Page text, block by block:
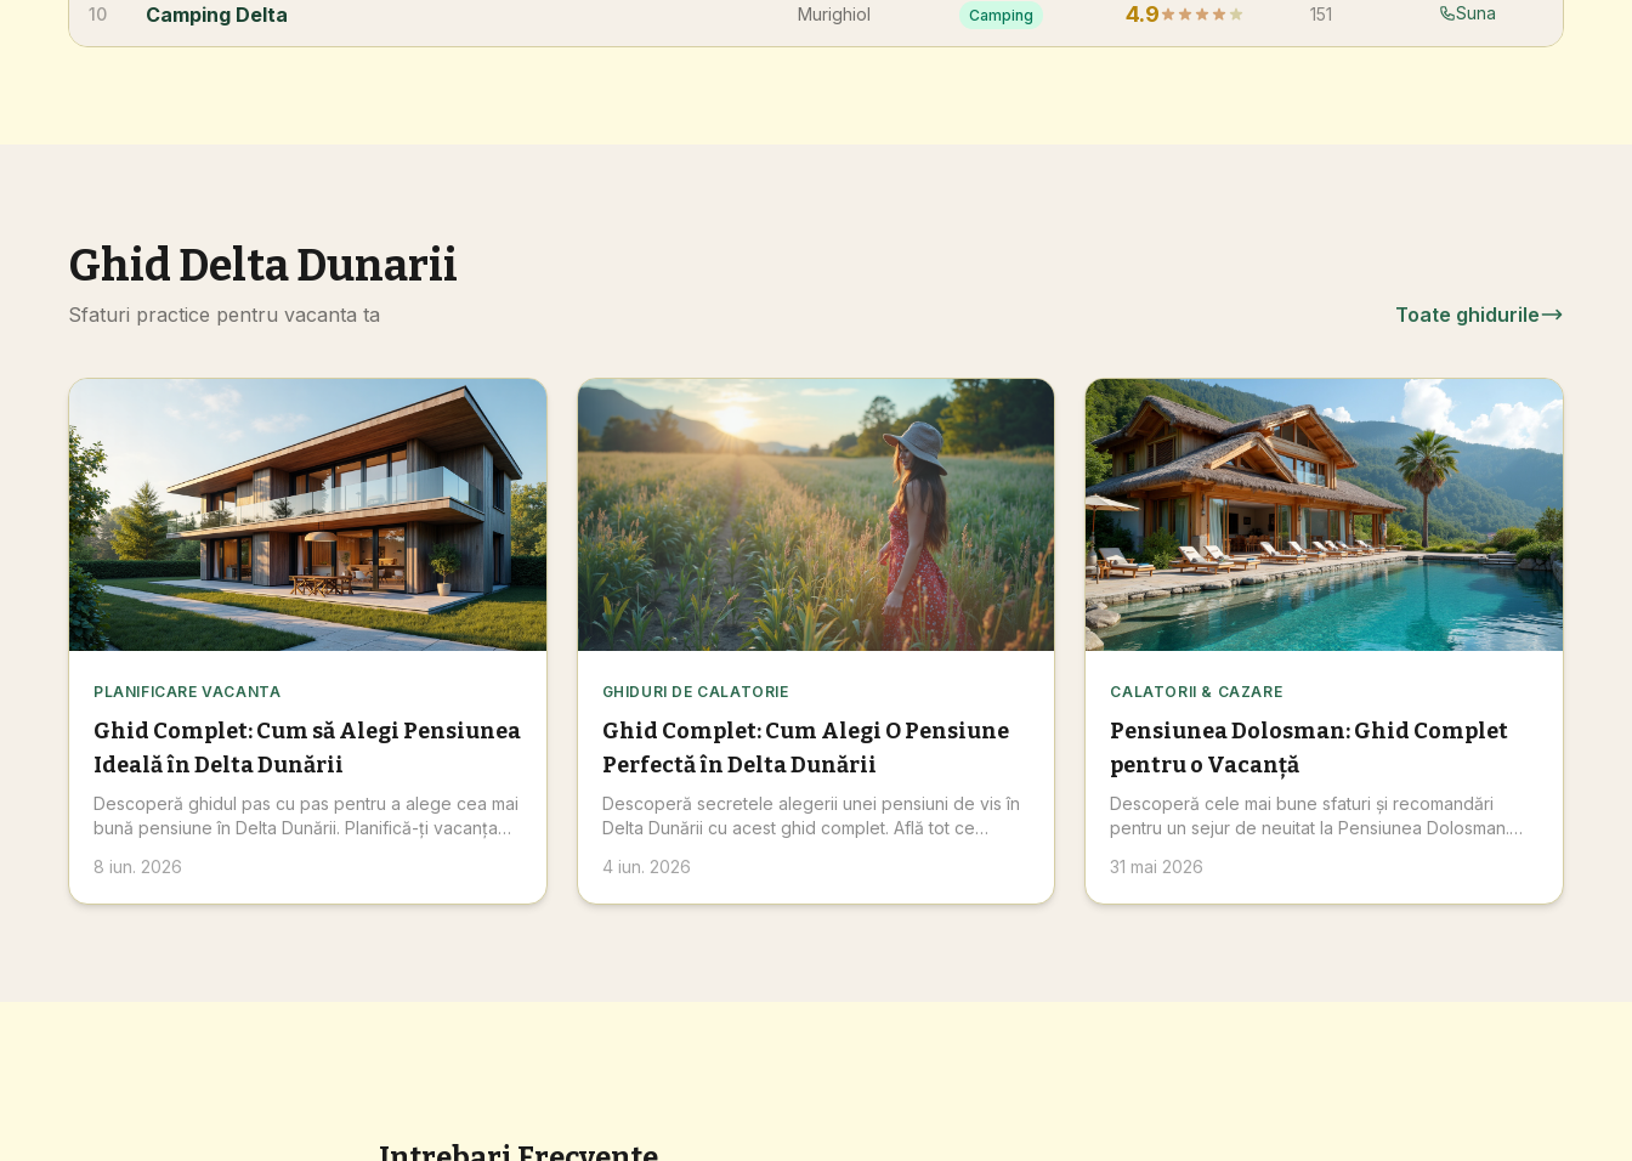
10 Camping Delta Murighiol Camping 4.9 151 Suna
Ghid Delta Dunarii
Sfaturi practice pentru vacanta ta Toate ghidurile
PLANIFICARE VACANTA
Ghid Complet: Cum să Alegi Pensiunea
Ideală în Delta Dunării
Descoperă ghidul pas cu pas pentru a alege cea mai
bună pensiune în Delta Dunării. Planifică-ți vacanța
8 iun. 2026
GHIDURI DE CALATORIE
Ghid Complet: Cum Alegi O Pensiune
Perfectă în Delta Dunării
Descoperă secretele alegerii unei pensiuni de vis în
Delta Dunării cu acest ghid complet. Află tot ce
rezervă
4 iun. 2026
CALATORII & CAZARE
Pensiunea Dolosman: Ghid Complet
pentru o Vacanță
Descoperă cele mai bune sfaturi și recomandări
pentru un sejur de neuitat la Pensiunea Dolosman.
Dunării
31 mai 2026